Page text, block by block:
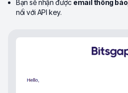
Bạn sẽ nhận được email thông báo
nối với API key.